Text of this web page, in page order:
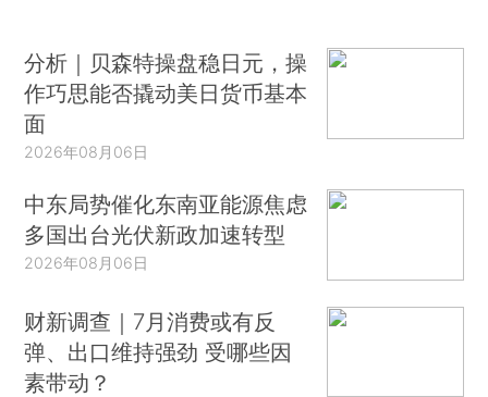
分析｜贝森特操盘稳日元，操
作巧思能否撬动美日货币基本
面
2026年08月06日
中东局势催化东南亚能源焦虑
多国出台光伏新政加速转型
2026年08月06日
财新调查｜7月消费或有反
弹、出口维持强劲 受哪些因
素带动？